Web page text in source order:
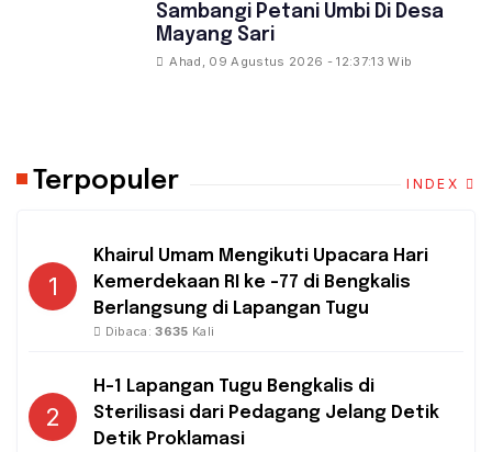
Sambangi Petani Umbi Di Desa
Mayang Sari
Ahad, 09 Agustus 2026 - 12:37:13 Wib
Terpopuler INDEX
1
Khairul Umam Mengikuti Upacara Hari
Kemerdekaan RI ke -77 di Bengkalis
Berlangsung di Lapangan Tugu
Dibaca:3635 Kali
2
H-1 Lapangan Tugu Bengkalis di
Sterilisasi dari Pedagang Jelang Detik
Detik Proklamasi